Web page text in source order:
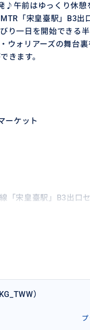
♪午前はゆっくり休憩
「宋皇臺駅」B3出
り一日を開始できる
ウォリアーズの舞台
きます。
ーケット
「宋皇臺駅」B3出口
）